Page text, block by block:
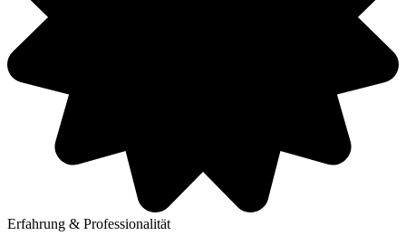
Erfahrung & Professionalität